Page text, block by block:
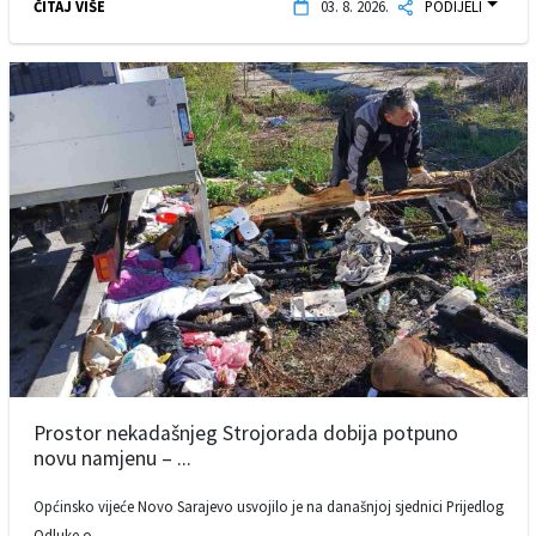
ČITAJ VIŠE 03. 8. 2026. PODIJELI
Prostor nekadašnjeg Strojorada dobija potpuno
novu namjenu – ...
Općinsko vijeće Novo Sarajevo usvojilo je na današnjoj sjednici Prijedlog